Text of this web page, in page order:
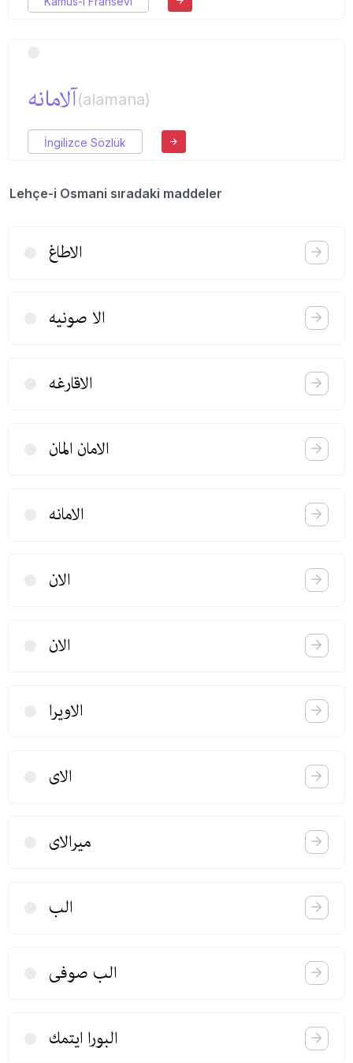
آلامانه(alamana)
İngilizce Sözlük
Lehçe-i Osmani sıradaki maddeler
الاطاغ
الا صونیه
الاقارغه
الامان المان
الامانه
الان
الان
الاویرا
الای
میرالای
الب
الب صوفی
البورا ایتمك